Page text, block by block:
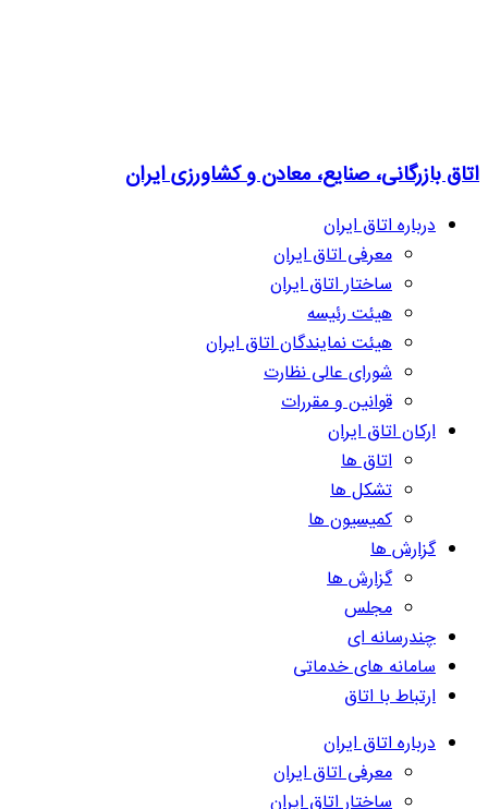
اتاق بازرگانی، صنایع، معادن و کشاورزی ایران
درباره اتاق ایران
معرفی اتاق ایران
ساختار اتاق ایران
هیئت رئیسه
هیئت نمایندگان اتاق ایران
شورای عالی نظارت
قوانین و مقررات
ارکان اتاق ایران
اتاق ها
تشکل ها
کمیسیون ها
گزارش ها
گزارش ها
مجلس
چندرسانه ای
سامانه های خدماتی
ارتباط با اتاق
درباره اتاق ایران
معرفی اتاق ایران